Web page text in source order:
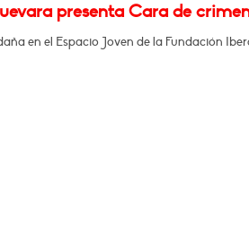
presenta Cara de
en el Espacio Joven de la Fundación